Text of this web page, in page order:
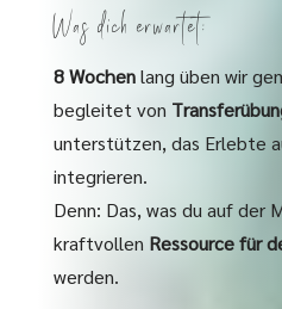
Was dich erwartet:
8 Wochenlang üben wir
begleitet von
unterstützen, das Erlebte
integrieren.
Denn: Das, was du auf der
kraftvollen Ressource für
werden.